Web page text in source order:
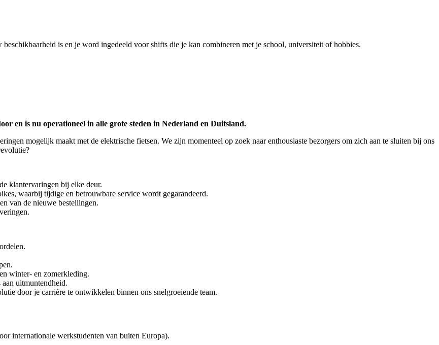
is en je word ingedeeld voor shifts die je kan combineren met je school, universiteit of hobbies.
en is nu operationeel in alle grote steden in Nederland en Duitsland.
mogelijk maakt met de elektrische fietsen. We zijn momenteel op zoek naar enthousiaste bezorgers om zich aan te sluiten bij ons
klantervaringen bij elke deur.
waarbij tijdige en betrouwbare service wordt gegarandeerd.
van de nieuwe bestellingen.
winter- en zomerkleding.
uitmuntendheid.
door je carrière te ontwikkelen binnen ons snelgroeiende team.
internationale werkstudenten van buiten Europa).